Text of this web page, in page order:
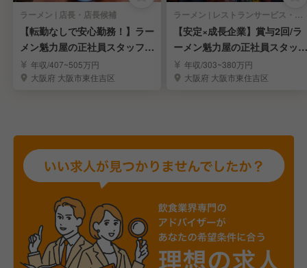
ラーメン | 店長・店長候補
【転勤なしで安心勤務！】ラー
メン魁力屋の正社員スタッフ募
集！年収/407~505万円
大阪府 大阪市東住吉区
ラーメン | レストランサービス・ホールスタッフ
【安定×成長企業】賞与2回/ラ
ーメン魁力屋の正社員スタッフ
募集！
年収/303~380万円
大阪府 大阪市東住吉区